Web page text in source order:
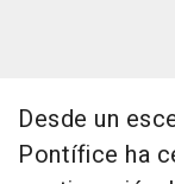
Desde un
Pontífice ha